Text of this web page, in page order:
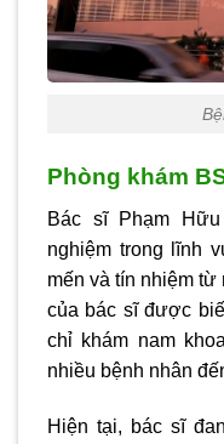
Phòng khám
Bác sĩ Phạm
nghiệm trong lĩnh
mến và tín nhiệm
của bác sĩ được
chỉ khám nam
nhiều bệnh nhân
Hiện tại, bác sĩ